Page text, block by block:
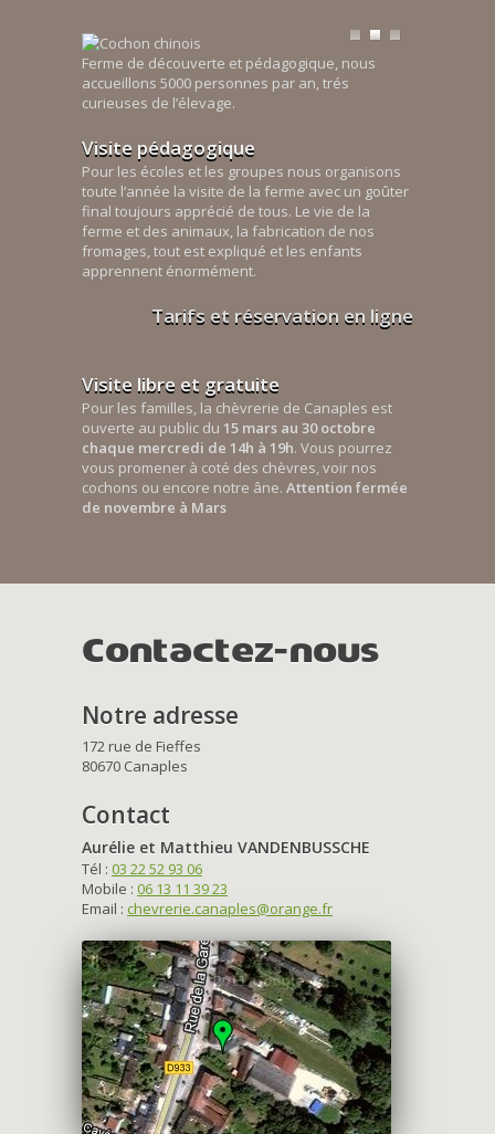
Ferme de découverte et pédagogique, nous
accueillons 5000 personnes par an, trés
curieuses de l’élevage.
Visite pédagogique
Pour les écoles et les groupes nous organisons
toute l’année la visite de la ferme avec un goûter
final toujours apprécié de tous. Le vie de la
ferme et des animaux, la fabrication de nos
fromages, tout est expliqué et les enfants
apprennent énormément.
Tarifs et réservation en ligne
Visite libre et gratuite
Pour les familles, la chèvrerie de Canaples est
ouverte au public du 15 mars au 30 octobre
chaque mercredi de 14h à 19h. Vous pourrez
vous promener à coté des chèvres, voir nos
cochons ou encore notre âne. Attention fermée
de novembre à Mars
Contactez-nous
Notre adresse
172 rue de Fieffes
80670 Canaples
Contact
Aurélie et Matthieu VANDENBUSSCHE
Tél : 03 22 52 93 06
Mobile : 06 13 11 39 23
Email : chevrerie.canaples@orange.fr